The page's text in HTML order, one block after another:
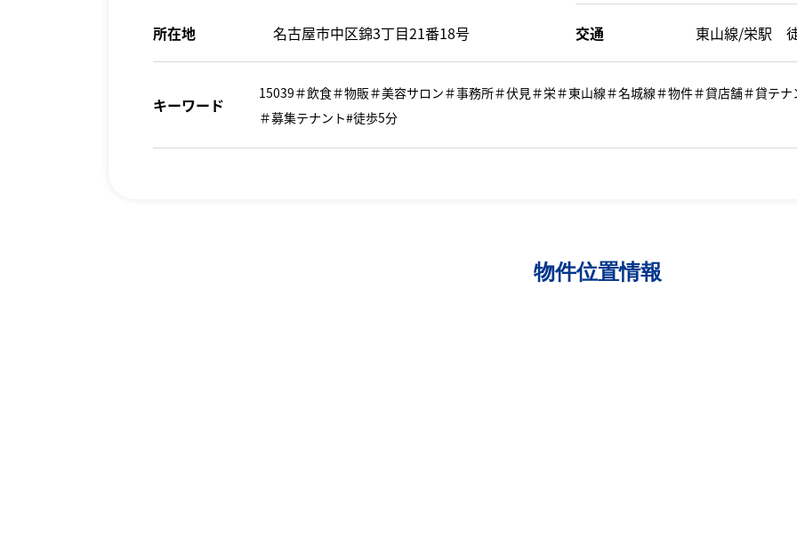
所在地 名古屋市中区錦3丁目21番18号 交通 東山線/栄駅
キーワード
15039＃飲食＃物販＃美容サロン＃事務所＃伏見＃栄＃東山線＃名城線＃物件＃貸店舗＃貸テ
＃募集テナント#徒歩5分
物件位置情報